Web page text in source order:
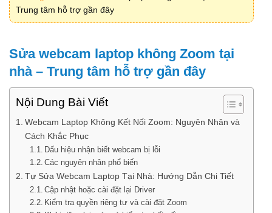
Trung tâm hỗ trợ gần đây
Sửa webcam laptop không Zoom tại
nhà – Trung tâm hỗ trợ gần đây
Nội Dung Bài Viết
Webcam Laptop Không Kết Nối Zoom: Nguyên Nhân và
Cách Khắc Phục
Dấu hiệu nhận biết webcam bị lỗi
Các nguyên nhân phổ biến
Tự Sửa Webcam Laptop Tại Nhà: Hướng Dẫn Chi Tiết
Cập nhật hoặc cài đặt lại Driver
Kiểm tra quyền riêng tư và cài đặt Zoom